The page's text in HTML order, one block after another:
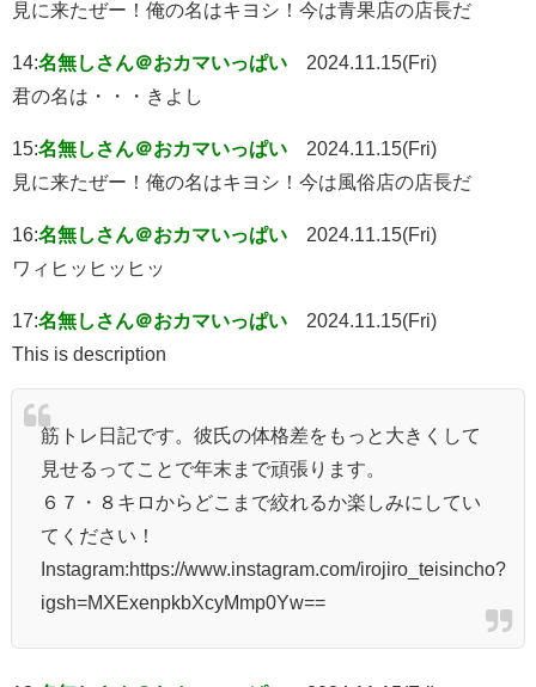
見に来たぜー！俺の名はキヨシ！今は青果店の店長だ
14:名無しさん＠おカマいっぱい
2024.11.15(Fri)
君の名は・・・きよし
15:名無しさん＠おカマいっぱい
2024.11.15(Fri)
見に来たぜー！俺の名はキヨシ！今は風俗店の店長だ
16:名無しさん＠おカマいっぱい
2024.11.15(Fri)
ワィヒッヒッヒッ
17:名無しさん＠おカマいっぱい
2024.11.15(Fri)
This is description
筋トレ日記です。彼氏の体格差をもっと大きくして
見せるってことで年末まで頑張ります。
６７・８キロからどこまで絞れるか楽しみにしてい
てください！
Instagram:https://www.instagram.com/irojiro_teisincho?
igsh=MXExenpkbXcyMmp0Yw==